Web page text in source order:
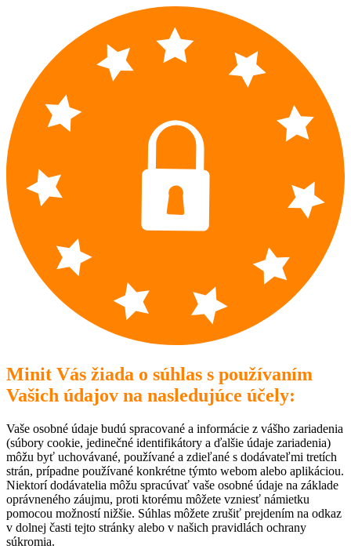
Minit Vás žiada o súhlas s používaním
Vašich údajov na nasledujúce účely:
Vaše osobné údaje budú spracované a informácie z vášho zariadenia
(súbory cookie, jedinečné identifikátory a ďalšie údaje zariadenia)
môžu byť uchovávané, používané a zdieľané s dodávateľmi tretích
strán, prípadne používané konkrétne týmto webom alebo aplikáciou.
Niektorí dodávatelia môžu spracúvať vaše osobné údaje na základe
oprávneného záujmu, proti ktorému môžete vzniesť námietku
pomocou možností nižšie. Súhlas môžete zrušiť prejdením na odkaz
v dolnej časti tejto stránky alebo v našich pravidlách ochrany
súkromia.